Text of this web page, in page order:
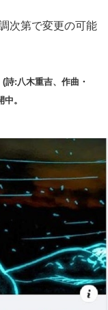
次第で変更の可能
詩:八木重吉、作曲・
。